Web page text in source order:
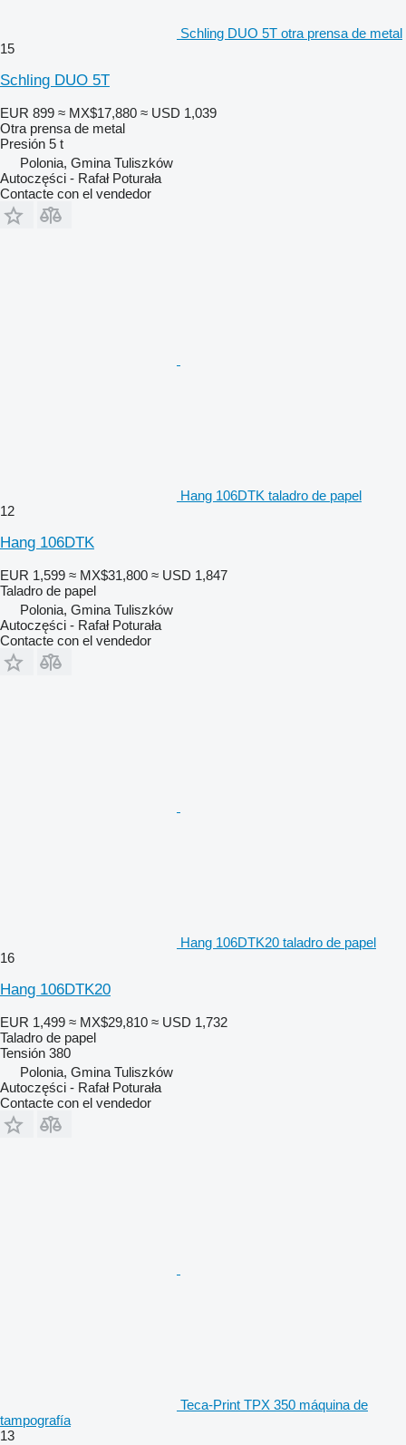
Schling DUO 5T otra prensa de metal
15
Schling DUO 5T
EUR 899 ≈ MX$17,880 ≈ USD 1,039
Otra prensa de metal
Presión 5 t
Polonia, Gmina Tuliszków
Autoczęści - Rafał Poturała
Contacte con el vendedor
Hang 106DTK taladro de papel
12
Hang 106DTK
EUR 1,599 ≈ MX$31,800 ≈ USD 1,847
Taladro de papel
Polonia, Gmina Tuliszków
Autoczęści - Rafał Poturała
Contacte con el vendedor
Hang 106DTK20 taladro de papel
16
Hang 106DTK20
EUR 1,499 ≈ MX$29,810 ≈ USD 1,732
Taladro de papel
Tensión 380
Polonia, Gmina Tuliszków
Autoczęści - Rafał Poturała
Contacte con el vendedor
Teca-Print TPX 350 máquina de
tampografía
13